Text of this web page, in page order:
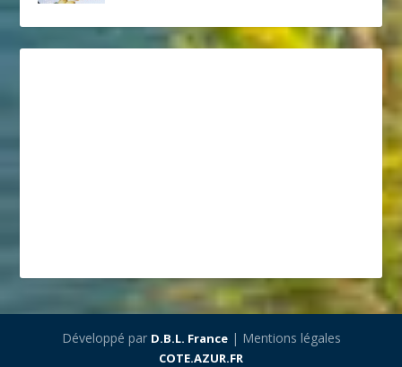
Développé par D.B.L. France| Mentions légales
COTE.AZUR.FR